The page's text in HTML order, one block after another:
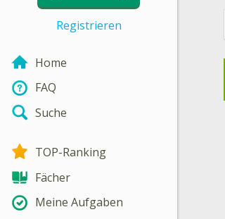
Registrieren
Home
FAQ
Suche
TOP-Ranking
Fächer
Meine Aufgaben